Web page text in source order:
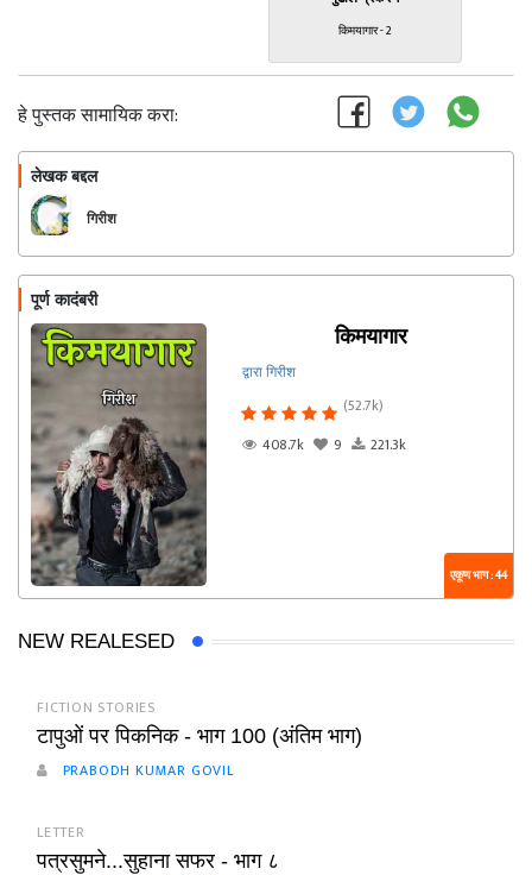
किमयागार - 2
हे पुस्तक सामायिक करा:
लेखक बद्दल
गिरीश
पूर्ण कादंबरी
किमयागार
द्वारा गिरीश
(52.7k)
408.7k
9 221.3k
एकूण भाग : 44
NEW REALESED
FICTION STORIES
टापुओं पर पिकनिक - भाग 100 (अंतिम भाग)
PRABODH KUMAR GOVIL
LETTER
पत्रसुमने...सुहाना सफर - भाग ८